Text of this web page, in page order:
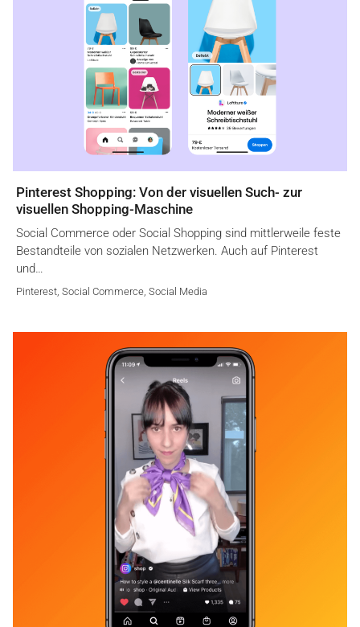
Pinterest Shopping: Von der visuellen Such- zur
visuellen Shopping-Maschine
Social Commerce oder Social Shopping sind mittlerweile feste
Bestandteile von sozialen Netzwerken. Auch auf Pinterest
und…
Pinterest Social Commerce Social Media